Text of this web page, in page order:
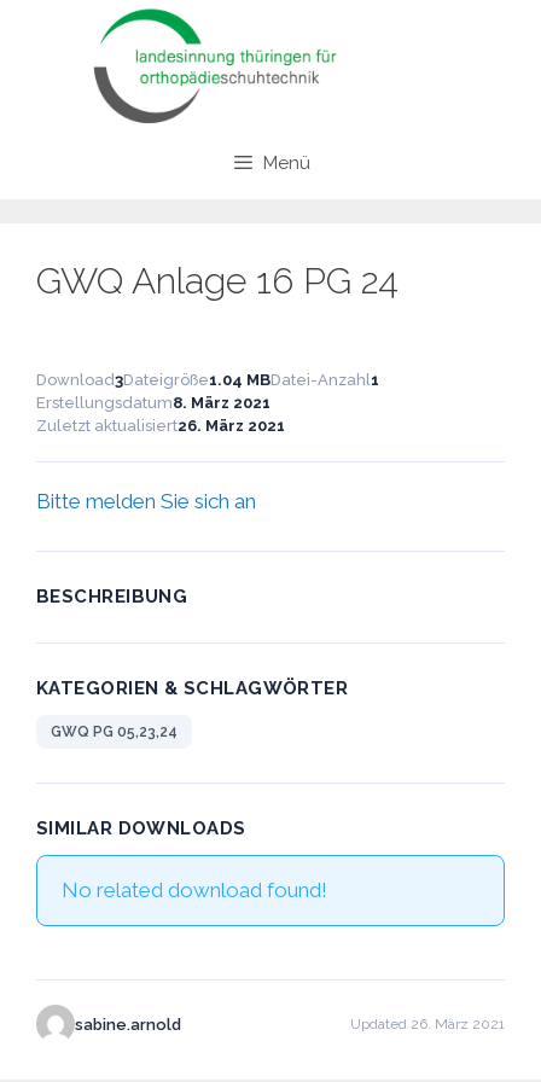
Menü
GWQ Anlage 16 PG 24
Download3Dateigröße1.04 MBDatei-Anzahl1
Erstellungsdatum8. März 2021
Zuletzt aktualisiert26. März 2021
Bitte melden Sie sich an
BESCHREIBUNG
KATEGORIEN & SCHLAGWÖRTER
GWQ PG 05,23,24
SIMILAR DOWNLOADS
No related download found!
sabine.arnold Updated 26. März 2021